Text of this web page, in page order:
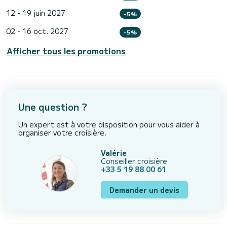
12 - 19 juin 2027 -5%
02 - 16 oct. 2027 -5%
Afficher tous les promotions
Une question ?
Un expert est à votre disposition pour vous aider à
organiser votre croisière.
Valérie
Conseiller croisière
+33 5 19 88 00 61
Demander un devis